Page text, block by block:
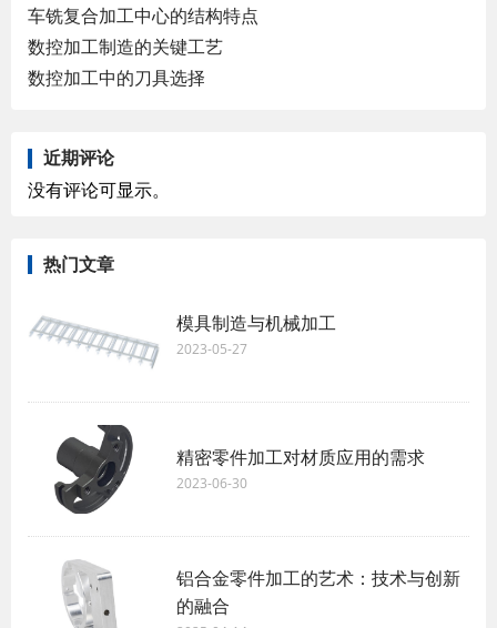
车铣复合加工中心的结构特点
数控加工制造的关键工艺
数控加工中的刀具选择
近期评论
没有评论可显示。
热门文章
模具制造与机械加工
2023-05-27
精密零件加工对材质应用的需求
2023-06-30
铝合金零件加工的艺术：技术与创新
的融合